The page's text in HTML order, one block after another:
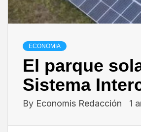
ECONOMIA
El parque
Sistema
By Economis Redacción 1